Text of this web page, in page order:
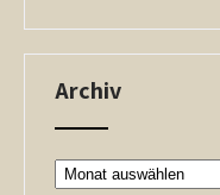
Archiv
Archiv